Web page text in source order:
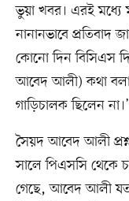
ভুয়া খবর। এরই মধ্যে
নানানভাবে প্রতিবাদ
কোনো দিন বিসিএস
আবেদ আলী) কথা
গাড়িচালক ছিলেন না।’
সৈয়দ আবেদ আলী
সালে পিএসসি থেকে
গেছে, আবেদ আলী যত